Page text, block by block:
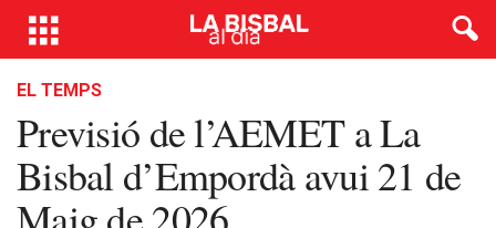
EL TEMPS
Previsió de l’AEMET a La
Bisbal d’Empordà avui 21 de